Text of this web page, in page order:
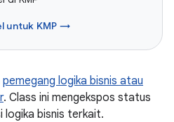
untuk KMP →
pemegang logika bisnis atau
. Class ini mengekspos status
logika bisnis terkait.